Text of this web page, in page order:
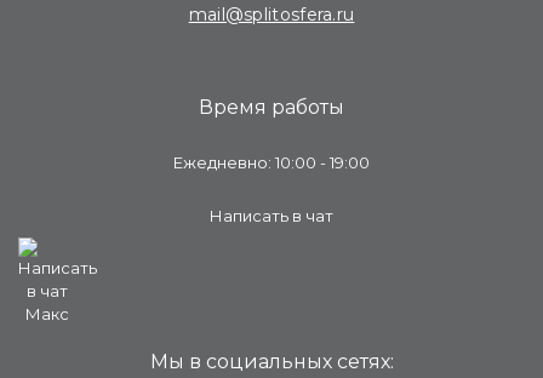
mail@splitosfera.ru
Время работы
Ежедневно: 10:00 - 19:00
Написать в чат
Мы в социальных сетях: